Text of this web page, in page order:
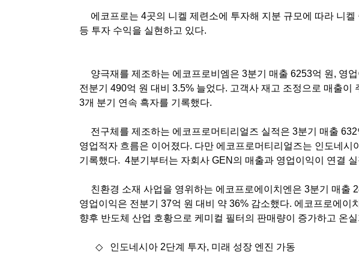
에코프로는 4곳의 니켈 제련소에 투자해 지분 규모에 따라 니켈
등 투자 수익을 실현하고 있다.
양극재를 제조하는 에코프로비엠은 3분기 매출 6253억 원 , 영
전분기
490억 원 대비 3.5% 늘었다. 고객사 재고 조정으로 매출이
3개 분기 연속 흑자를 기록했다.
전구체를 제조하는 에코프로머티리얼즈 실적은 3분기 매출 632
영업적자 흐름은 이어졌다. 다만 에코프로머티리얼즈는 인도네시
기록했다. 4분기부터는 자회사 GEN 의 매출과 영업이익이 연결
친환경 소재 사업을 영위하는 에코프로에이치엔은 3분기 매출
영업이익은 전분기
37억 원 대비 약 36% 감소했다. 에코프로에이
향후 반도체 산업 호황으로 케미컬 필터의 판매량이 증가하고 온
◇ 인도네시아 2단계 투자, 미래 성장 엔진 가동